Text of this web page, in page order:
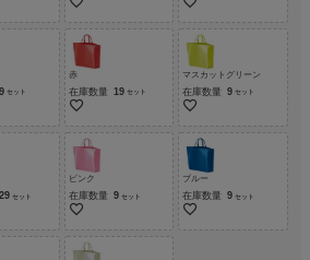
9
赤
在庫数量 19
マスカットグリーン
在庫数量 9
29
ピンク
在庫数量 9
ブルー
在庫数量 9